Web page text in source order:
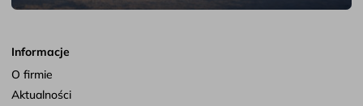
Informacje
O firmie
Aktualności